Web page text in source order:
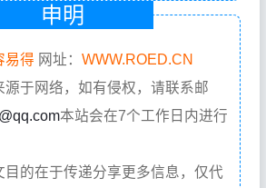
申明
易得 网址： WWW.ROED.CN
源于网络，如有侵权，请联系邮
本站会在7个工作日内进行
目的在于传递分享更多信息，仅代